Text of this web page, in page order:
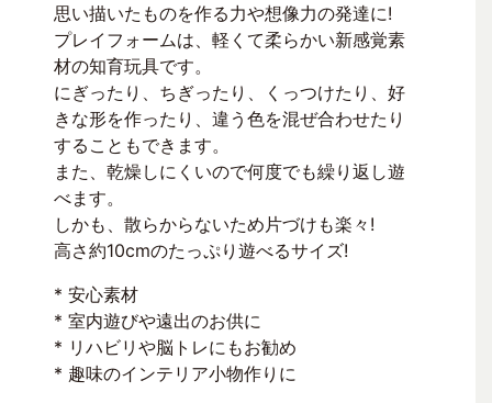
思い描いたものを作る力や想像力の発達に!
プレイフォームは、軽くて柔らかい新感覚素
材の知育玩具です。
にぎったり、ちぎったり、くっつけたり、好
きな形を作ったり、違う色を混ぜ合わせたり
することもできます。
また、乾燥しにくいので何度でも繰り返し遊
べます。
しかも、散らからないため片づけも楽々!
高さ約10cmのたっぷり遊べるサイズ!
* 安心素材
* 室内遊びや遠出のお供に
* リハビリや脳トレにもお勧め
* 趣味のインテリア小物作りに